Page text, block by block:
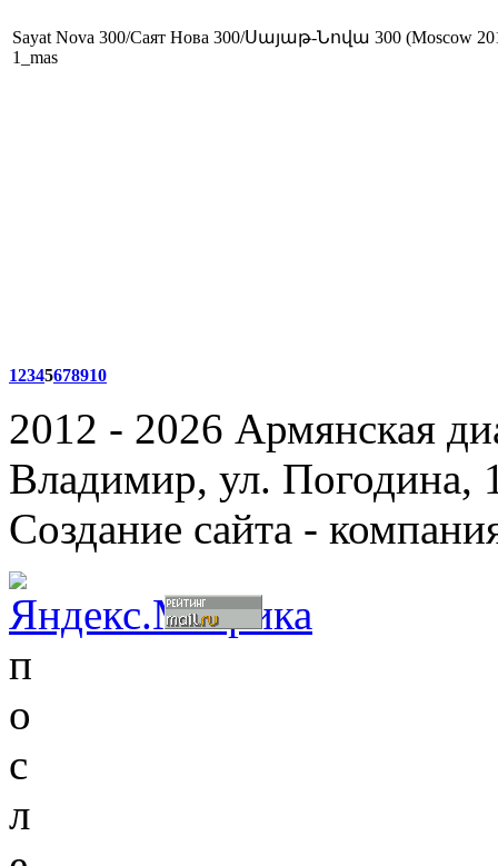
Sayat Nova 300/Саят Нова 300/Սայաթ-Նովա 300 (Moscow
1_mas
12345678910
2012 - 2026 Армянская
Владимир, ул. Погодина,
Создание сайта -
п
о
с
л